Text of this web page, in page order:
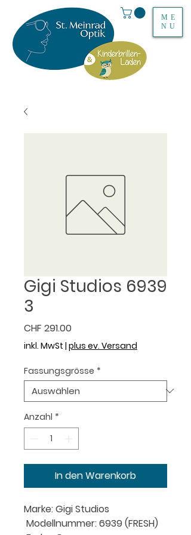
ME
NU
Gigi Studios 6939
3
CHF 291.00Preis
inkl. MwSt | plus ev. Versand
Fassungsgrösse *
Anzahl *
In den Warenkorb
Marke: Gigi Studios
Modellnummer: 6939 (FRESH)